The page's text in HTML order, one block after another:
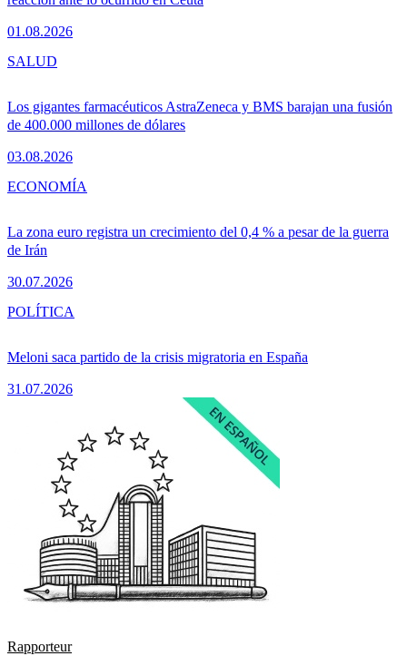
01.08.2026
Los gigantes farmacéuticos AstraZeneca y BMS barajan una fusión
de 400.000 millones de dólares
03.08.2026
SALUD
La zona euro registra un crecimiento del 0,4 % a pesar de la guerra
de Irán
30.07.2026
ECONOMÍA
Meloni saca partido de la crisis migratoria en España
31.07.2026
POLÍTICA
Rapporteur